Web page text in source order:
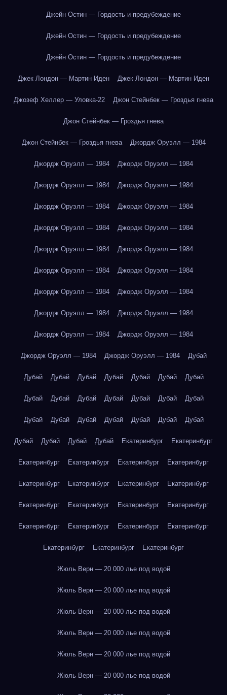
Джейн Остин — Гордость и предубеждение
Джейн Остин — Гордость и предубеждение
Джейн Остин — Гордость и предубеждение
Джек Лондон — Мартин Иден Джек Лондон — Мартин Иден
Джозеф Хеллер — Уловка-22 Джон Стейнбек — Гроздья гнева
Джон Стейнбек — Гроздья гнева
Джон Стейнбек — Гроздья гнева Джордж Оруэлл — 1984
Джордж Оруэлл — 1984 Джордж Оруэлл — 1984
Джордж Оруэлл — 1984 Джордж Оруэлл — 1984
Джордж Оруэлл — 1984 Джордж Оруэлл — 1984
Джордж Оруэлл — 1984 Джордж Оруэлл — 1984
Джордж Оруэлл — 1984 Джордж Оруэлл — 1984
Джордж Оруэлл — 1984 Джордж Оруэлл — 1984
Джордж Оруэлл — 1984 Джордж Оруэлл — 1984
Джордж Оруэлл — 1984 Джордж Оруэлл — 1984
Джордж Оруэлл — 1984 Джордж Оруэлл — 1984
Джордж Оруэлл — 1984 Джордж Оруэлл — 1984 Дубай
Дубай Дубай Дубай Дубай Дубай Дубай Дубай
Дубай Дубай Дубай Дубай Дубай Дубай Дубай
Дубай Дубай Дубай Дубай Дубай Дубай Дубай
Дубай Дубай Дубай Дубай Екатеринбург Екатеринбург
Екатеринбург Екатеринбург Екатеринбург Екатеринбург
Екатеринбург Екатеринбург Екатеринбург Екатеринбург
Екатеринбург Екатеринбург Екатеринбург Екатеринбург
Екатеринбург Екатеринбург Екатеринбург Екатеринбург
Екатеринбург Екатеринбург Екатеринбург
Жюль Верн — 20 000 лье под водой
Жюль Верн — 20 000 лье под водой
Жюль Верн — 20 000 лье под водой
Жюль Верн — 20 000 лье под водой
Жюль Верн — 20 000 лье под водой
Жюль Верн — 20 000 лье под водой